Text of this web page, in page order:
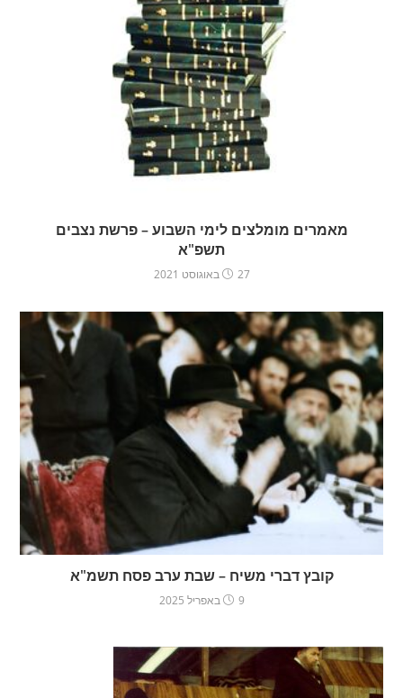
מאמרים מומלצים לימי השבוע – פרשת נצבים
תשפ"א
27 באוגוסט 2021
קובץ דברי משיח – שבת ערב פסח תשמ"א
9 באפריל 2025